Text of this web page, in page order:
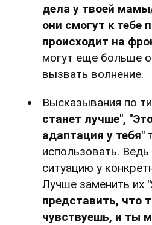
дела у твоей
они смогут к тебе
происходит на
могут еще больше
вызвать волнение.
Высказывания по
станет лучше",
адаптация у тебя"
использовать. Ведь
ситуацию у
Лучше заменить их
представить, что
чувствуешь, и ты